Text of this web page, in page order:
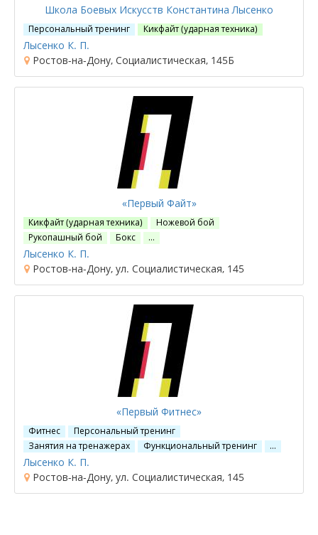
Школа Боевых Искусств Константина Лысенко
Персональный тренинг Кикфайт (ударная техника)
Лысенко К. П.
Ростов-на-Дону, Социалистическая, 145Б
«Первый Файт»
Кикфайт (ударная техника)
Ножевой бой
Рукопашный бой
Бокс …
Лысенко К. П.
Ростов-на-Дону, ул. Социалистическая, 145
«Первый Фитнес»
Фитнес
Персональный тренинг
Занятия на тренажерах
Функциональный тренинг …
Лысенко К. П.
Ростов-на-Дону, ул. Социалистическая, 145